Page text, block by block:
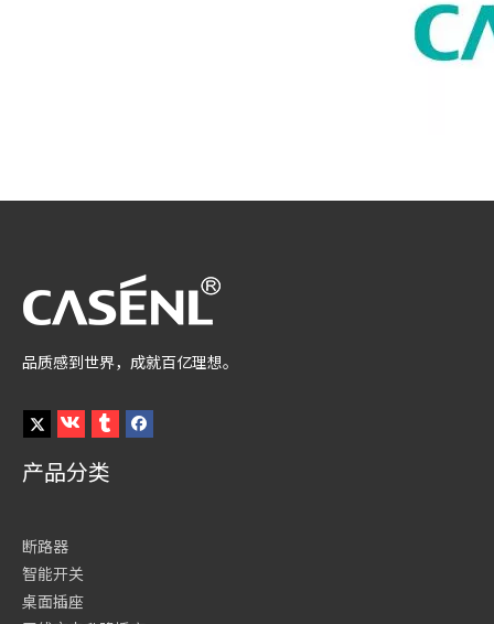
品质感到世界，成就百亿理想。
产品分类
断路器
智能开关
桌面插座